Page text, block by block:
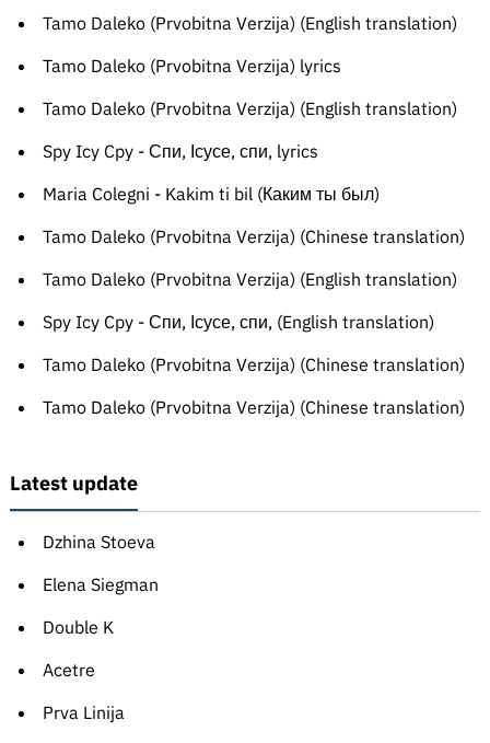
Tamo Daleko (Prvobitna Verzija) (English translation)
Tamo Daleko (Prvobitna Verzija) lyrics
Tamo Daleko (Prvobitna Verzija) (English translation)
Spy Icy Cpy - Спи, Ісусе, спи, lyrics
Maria Colegni - Kakim ti bil (Каким ты был)
Tamo Daleko (Prvobitna Verzija) (Chinese translation)
Tamo Daleko (Prvobitna Verzija) (English translation)
Spy Icy Cpy - Спи, Ісусе, спи, (English translation)
Tamo Daleko (Prvobitna Verzija) (Chinese translation)
Tamo Daleko (Prvobitna Verzija) (Chinese translation)
Latest update
Dzhina Stoeva
Elena Siegman
Double K
Acetre
Prva Linija